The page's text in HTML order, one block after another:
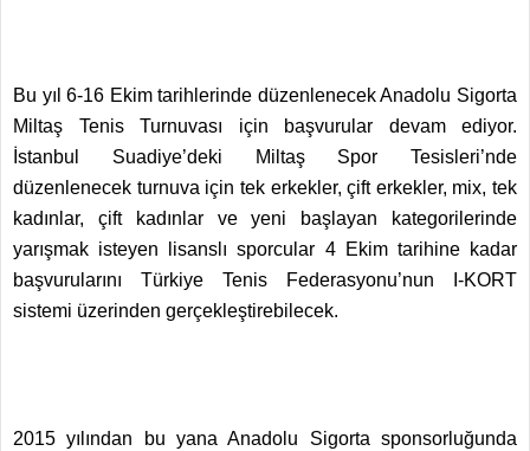
Bu yıl 6-16 Ekim tarihlerinde düzenlenecek Anadolu Sigorta
Miltaş Tenis Turnuvası için başvurular devam ediyor.
İstanbul Suadiye’deki Miltaş Spor Tesisleri’nde
düzenlenecek turnuva için tek erkekler, çift erkekler, mix, tek
kadınlar, çift kadınlar ve yeni başlayan kategorilerinde
yarışmak isteyen lisanslı sporcular 4 Ekim tarihine kadar
başvurularını Türkiye Tenis Federasyonu’nun I-KORT
sistemi üzerinden gerçekleştirebilecek.
2015 yılından bu yana Anadolu Sigorta sponsorluğunda